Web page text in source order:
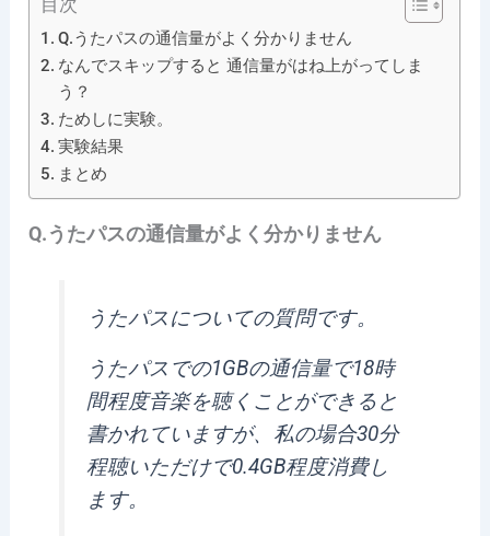
Q.うたパスの通信量がよく分かりません
なんでスキップすると 通信量がはね上がってしま
う？
ためしに実験。
実験結果
まとめ
Q.うたパスの通信量がよく分かりません
うたパスについての質問です。
うたパスでの1GBの通信量で18時
間程度音楽を聴くことができると
書かれていますが、私の場合30分
程聴いただけで0.4GB程度消費し
ます。